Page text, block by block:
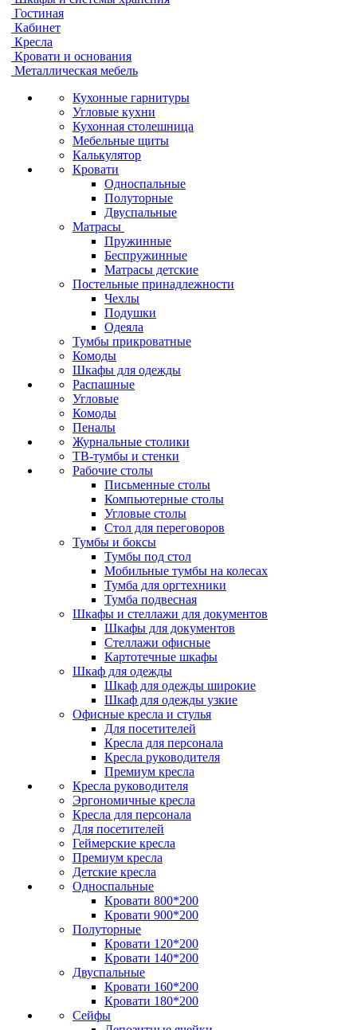
Гостиная
Кабинет
Кресла
Кровати и основания
Металлическая мебель
Кухонные гарнитуры
Угловые кухни
Кухонная столешница
Мебельные щиты
Калькулятор
Кровати
Односпальные
Полуторные
Двуспальные
Матрасы
Пружинные
Беспружинные
Матрасы детские
Постельные принадлежности
Чехлы
Подушки
Одеяла
Тумбы прикроватные
Комоды
Шкафы для одежды
Распашные
Угловые
Комоды
Пеналы
Журнальные столики
ТВ‑тумбы и стенки
Рабочие столы
Письменные столы
Компьютерные столы
Угловые столы
Стол для переговоров
Тумбы и боксы
Тумбы под стол
Мобильные тумбы на колесах
Тумба для оргтехники
Тумба подвесная
Шкафы и стеллажи для документов
Шкафы для документов
Стеллажи офисные
Картотечные шкафы
Шкаф для одежды
Шкаф для одежды широкие
Шкаф для одежды узкие
Офисные кресла и стулья
Для посетителей
Кресла для персонала
Кресла руководителя
Премиум кресла
Кресла руководителя
Эргономичные кресла
Кресла для персонала
Для посетителей
Геймерские кресла
Премиум кресла
Детские кресла
Односпальные
Кровати 800*200
Кровати 900*200
Полуторные
Кровати 120*200
Кровати 140*200
Двуспальные
Кровати 160*200
Кровати 180*200
Сейфы